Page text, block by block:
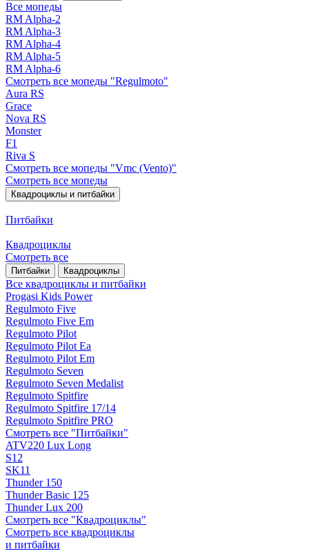
Все мопеды
RM Alpha-2
RM Alpha-3
RM Alpha-4
RM Alpha-5
RM Alpha-6
Смотреть все мопеды "Regulmoto"
Aura RS
Grace
Nova RS
Monster
F1
Riva S
Смотреть все мопеды "Vmc (Vento)"
Смотреть все мопеды
Квадроциклы и питбайки
Питбайки
Квадроциклы
Смотреть все
Питбайки Квадроциклы
Все квадроциклы и питбайки
Progasi Kids Power
Regulmoto Five
Regulmoto Five Em
Regulmoto Pilot
Regulmoto Pilot Ea
Regulmoto Pilot Em
Regulmoto Seven
Regulmoto Seven Medalist
Regulmoto Spitfire
Regulmoto Spitfire 17/14
Regulmoto Spitfire PRO
Смотреть все "Питбайки"
ATV220 Lux Long
S12
SK11
Thunder 150
Thunder Basic 125
Thunder Lux 200
Смотреть все "Квадроциклы"
Смотреть все квадроциклы
и питбайки